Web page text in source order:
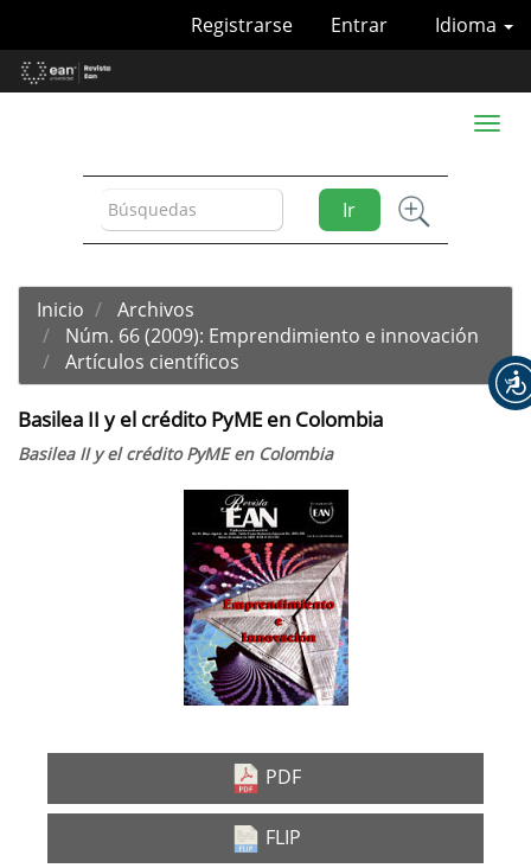
Contenido
principal
Idioma
Registrarse Entrar
Ir
Toggle
Inicio
Archivos
Núm. 66 (2009): Emprendimiento e innovación
Artículos científicos
Basilea II y el crédito PyME en Colombia
Basilea II y el crédito PyME en Colombia
PDF
FLIP